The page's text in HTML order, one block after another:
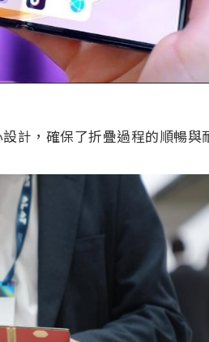
計，確保了折疊過程的順暢與